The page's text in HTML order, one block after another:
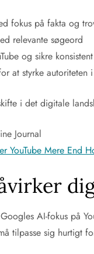
fokus på fakta og
relevante søgeord
og sikre
at styrke autoriteten
i det digitale
Journal
YouTube Mere End
AI-fokus på
tilpasse sig hurtigt